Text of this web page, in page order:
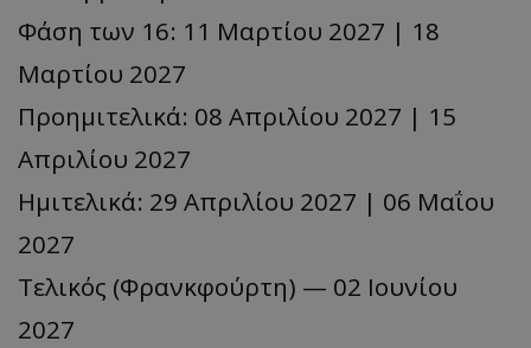
Φάση των 16: 11 Μαρτίου 2027 | 18
Μαρτίου 2027
Προημιτελικά: 08 Απριλίου 2027 | 15
Απριλίου 2027
Ημιτελικά: 29 Απριλίου 2027 | 06 Μαΐου
2027
Τελικός (Φρανκφούρτη) — 02 Ιουνίου
2027